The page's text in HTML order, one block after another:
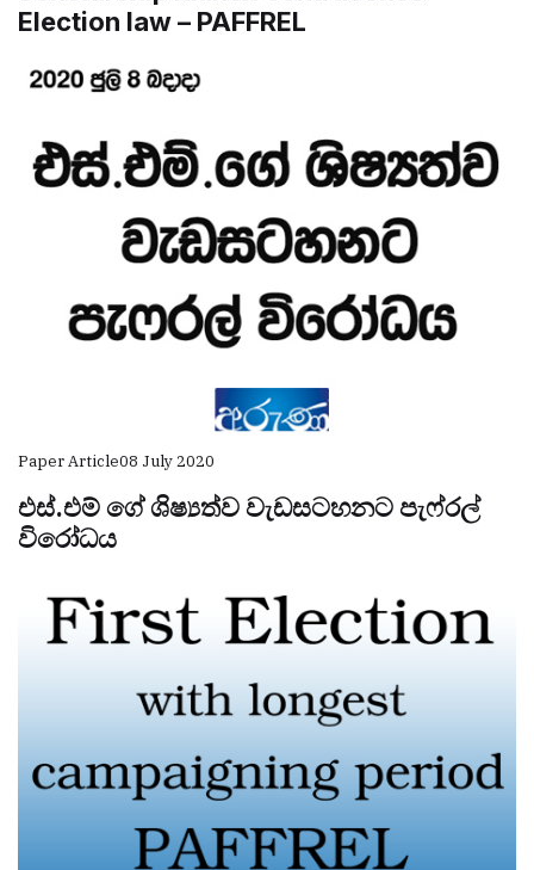
Election law – PAFFREL
Paper Article08 July 2020
එස්.එම් ගේ ශිෂ්‍යත්ව වැඩසටහනට පැෆ්රල්
විරෝධය